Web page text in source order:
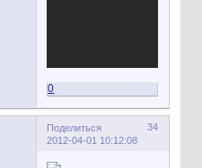
0
Поделиться
34
2012-04-01 10:12:08